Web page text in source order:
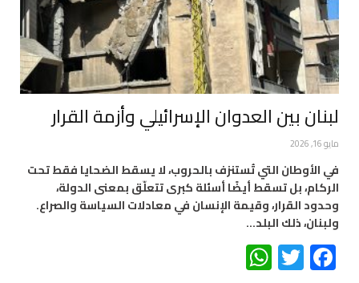
لبنان بين العدوان الإسرائيلي وأزمة القرار
مايو 16, 2026
في الأوطان التي تُستنزف بالحروب، لا يسقط الضحايا فقط تحت
الركام، بل تسقط أيضًا أسئلة كبرى تتعلّق بمعنى الدولة،
وحدود القرار، وقيمة الإنسان في معادلات السياسة والصراع.
ولبنان، ذلك البلد…
Facebook
Twitter